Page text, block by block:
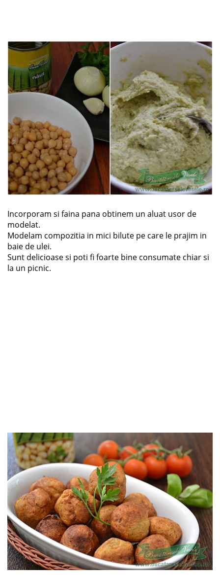
Incorporam si faina pana obtinem un aluat usor de
modelat.
Modelam compozitia in mici bilute pe care le prajim in
baie de ulei.
Sunt delicioase si poti fi foarte bine consumate chiar si
la un picnic.